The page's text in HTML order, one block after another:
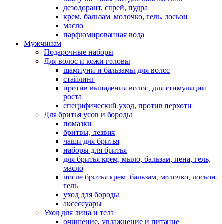
дезодорант, спрей, пудра
крем, бальзам, молочко, гель, лосьон
масло
парфюмированная вода
Мужчинам
Подарочные наборы
Для волос и кожи головы
шампуни и бальзамы для волос
стайлинг
против выпадения волос, для стимуляции
роста
специфический уход, против перхоти
Для бритья усов и бороды
помазки
бритвы, лезвия
чаши для бритья
наборы для бритья
для бритья крем, мыло, бальзам, пена, гель,
масло
после бритья крем, бальзам, молочко, лосьон,
гель
уход для бороды
аксессуары
Уход для лица и тела
очищение, увлажнение и питание